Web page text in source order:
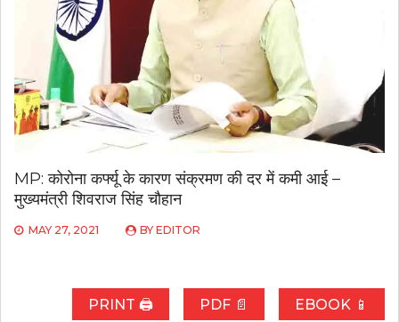
MP: कोरोना कर्फ्यू के कारण संक्रमण की दर में कमी आई –
मुख्यमंत्री शिवराज सिंह चौहान
MAY 27, 2021 BY EDITOR
PRINT 🖨 PDF 📄 EBOOK 📱